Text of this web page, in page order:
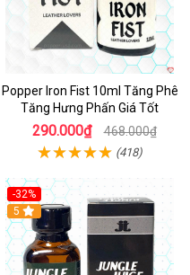
Popper Iron Fist 10ml Tăng Phê
Tăng Hưng Phấn Giá Tốt
290.000₫ 468.000₫
(418)
-32%
5